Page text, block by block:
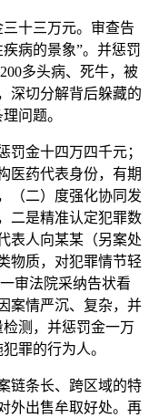
十三万元。审查告
病的景象”。并惩罚
多头病、死牛，被
深切分解背后躲藏的
问题。
金十四万四千元；
医药代表身份，有期
（二）度强化协同发
二是精准认定犯罪数
表人向某某（另案处
物质，对犯罪情节轻
审法院采纳告状看
案情严沉、复杂，并
测，并惩罚金一万
罪的行为人。
条长、跨区域的特
外出售牟取好处。再